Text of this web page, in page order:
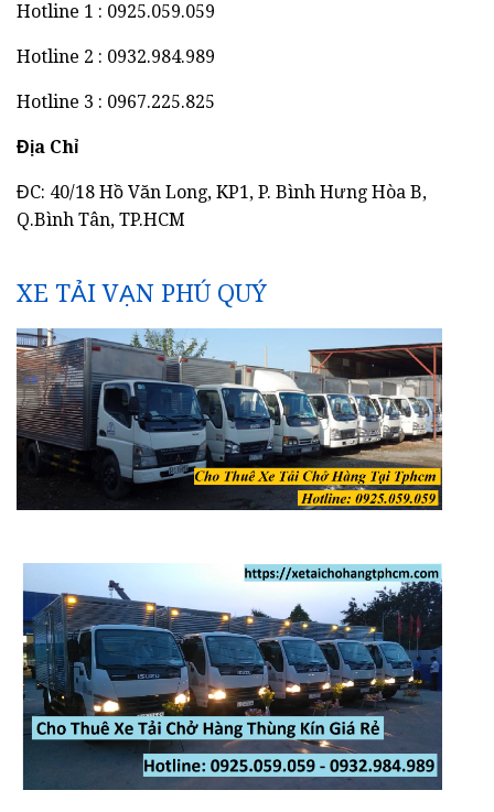
Hotline 1 : 0925.059.059
Hotline 2 : 0932.984.989
Hotline 3 : 0967.225.825
Địa Chỉ
ĐC: 40/18 Hồ Văn Long, KP1, P. Bình Hưng Hòa B,
Q.Bình Tân, TP.HCM
XE TẢI VẠN PHÚ QUÝ